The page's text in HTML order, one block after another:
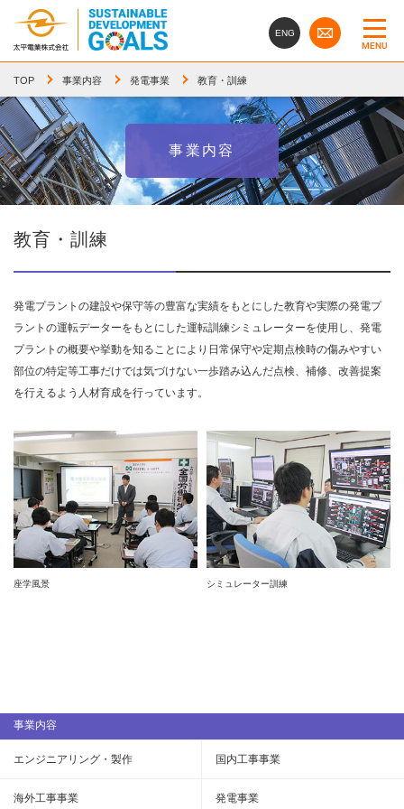
ENG
MENU
TOP 事業内容 発電事業 教育・訓練
事業内容
教育・訓練
発電プラントの建設や保守等の豊富な実績をもとにした教育や実際の発電プ
ラントの運転データーをもとにした運転訓練シミュレーターを使用し、発電
プラントの概要や挙動を知ることにより日常保守や定期点検時の傷みやすい
部位の特定等工事だけでは気づけない一歩踏み込んだ点検、補修、改善提案
を行えるよう人材育成を行っています。
座学風景 シミュレーター訓練
事業内容
エンジニアリング・製作 国内工事事業
海外工事事業 発電事業